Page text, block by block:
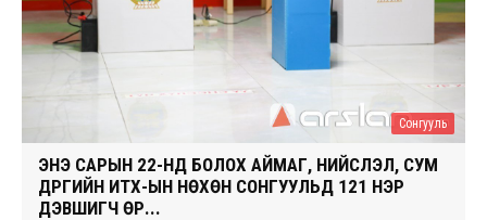
Сонгууль
ЭНЭ САРЫН 22-НД БОЛОХ АЙМАГ, НИЙСЛЭЛ, СУМ
ДҮҮРГИЙН ИТХ-ЫН НӨХӨН СОНГУУЛЬД 121 НЭР
ДЭВШИГЧ ӨР...